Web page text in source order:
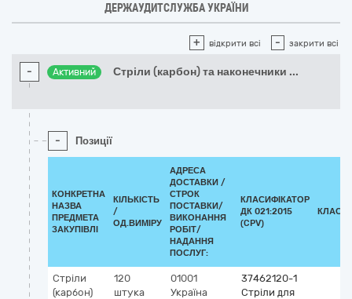
ДЕРЖАУДИТСЛУЖБА УКРАЇНИ
+ відкрити всі - закрити всі
- Активний Стріли (карбон) та наконечники ...
- Позиції
КОНКРЕТНА
НАЗВА
ПРЕДМЕТА
ЗАКУПІВЛІ
КІЛЬКІСТЬ
/
ОД.ВИМІРУ
АДРЕСА
ДОСТАВКИ /
СТРОК
ПОСТАВКИ/
ВИКОНАННЯ
РОБІТ/
НАДАННЯ
ПОСЛУГ:
КЛАСИФІКАТОР
ДК 021:2015
(CPV)
Стріли
(карбон)
120
штука
01001
Україна
37462120-1
Стріли для